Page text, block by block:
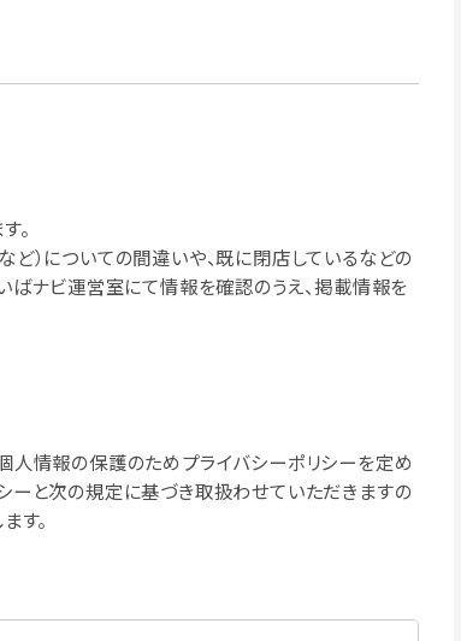
。
）についての間違いや、既に閉店しているなどの
ばナビ運営室にて情報を確認のうえ、掲載情報を
人情報の保護のためプライバシーポリシーを定め
ーと次の規定に基づき取扱わせていただきますの
す。